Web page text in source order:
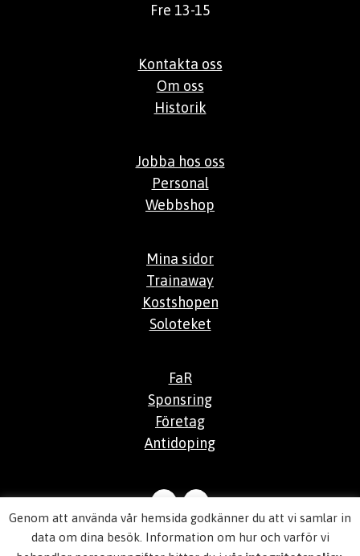
Fre 13-15
Kontakta oss
Om oss
Historik
Jobba hos oss
Personal
Webbshop
Mina sidor
Trainaway
Kostshopen
Soloteket
FaR
Sponsring
Företag
Antidoping
© 2026 Aktiv Hälsocenter
Genom att använda vår hemsida godkänner du att vi samlar in
data om dina besök. Information om hur och varför vi